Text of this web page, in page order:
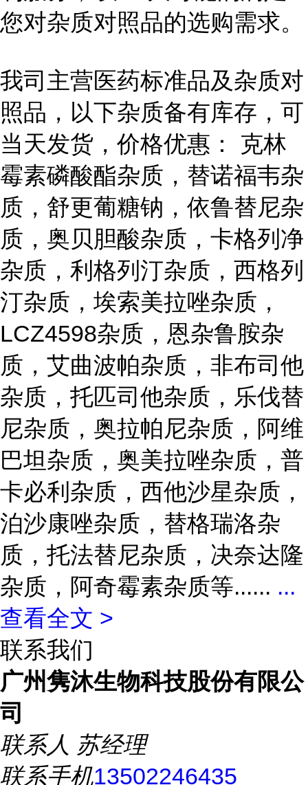
您对杂质对照品的选购需求。
我司主营医药标准品及杂质对
照品，以下杂质备有库存，可
当天发货，价格优惠： 克林
霉素磷酸酯杂质，替诺福韦杂
质，舒更葡糖钠，依鲁替尼杂
质，奥贝胆酸杂质，卡格列净
杂质，利格列汀杂质，西格列
汀杂质，埃索美拉唑杂质，
LCZ4598杂质，恩杂鲁胺杂
质，艾曲波帕杂质，非布司他
杂质，托匹司他杂质，乐伐替
尼杂质，奥拉帕尼杂质，阿维
巴坦杂质，奥美拉唑杂质，普
卡必利杂质，西他沙星杂质，
泊沙康唑杂质，替格瑞洛杂
质，托法替尼杂质，决奈达隆
杂质，阿奇霉素杂质等...... ...
查看全文 >
联系我们
广州隽沐生物科技股份有限公
司
联系人 苏经理
联系手机13502246435